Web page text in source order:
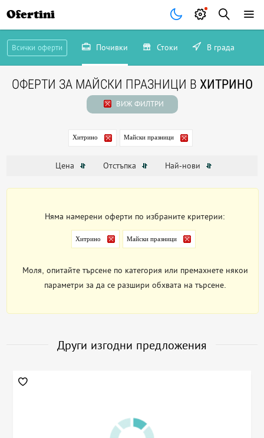
Ofertini
Всички оферти Почивки Стоки В града
ОФЕРТИ ЗА МАЙСКИ ПРАЗНИЦИ В ХИТРИНО
ВИЖ ФИЛТРИ
Хитрино Майски празници
Цена Отстъпка Най-нови
Няма намерени оферти по избраните критерии:
Хитрино Майски празници
Моля, опитайте търсене по категория или премахнете някои
параметри за да се разшири обхвата на търсене.
Други изгодни предложения